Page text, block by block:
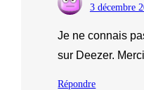
3 décembre
Je ne connais
sur Deezer.
Répondre